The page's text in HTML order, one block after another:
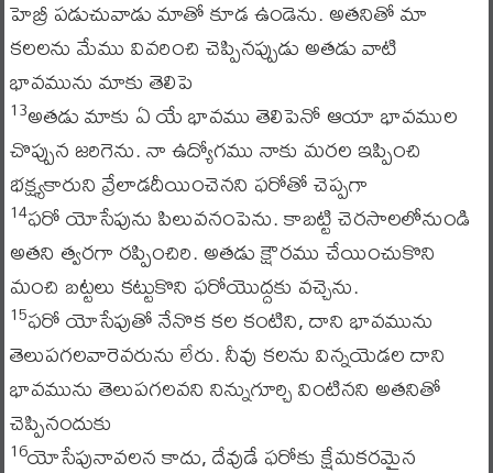
హెబ్రీ పడుచువాడు మాతో కూడ ఉండెను. అతనితో మా
కలలను మేము వివరించి చెప్పినప్పుడు అతడు వాటి
భావమును మాకు తెలిపె
13అతడు మాకు ఏ యే భావము తెలిపెనో ఆయా భావముల
చొప్పున జరిగెను. నా ఉద్యోగము నాకు మరల ఇప్పించి
భక్ష్యకారుని వ్రేలాడదీయించెనని ఫరోతో చెప్పగా
14ఫరో యోసేపును పిలువనంపెను. కాబట్టి చెరసాలలోనుండి
అతని త్వరగా రప్పించిరి. అతడు క్షౌరము చేయించుకొని
మంచి బట్టలు కట్టుకొని ఫరోయొద్దకు వచ్చెను.
15ఫరో యోసేపుతో నేనొక కల కంటిని, దాని భావమును
తెలుపగలవారెవరును లేరు. నీవు కలను విన్నయెడల దాని
భావమును తెలుపగలవని నిన్నుగూర్చి వింటినని అతనితో
చెప్పినందుకు
16యోసేపునావలన కాదు, దేవుడే ఫరోకు క్షేమకరమైన